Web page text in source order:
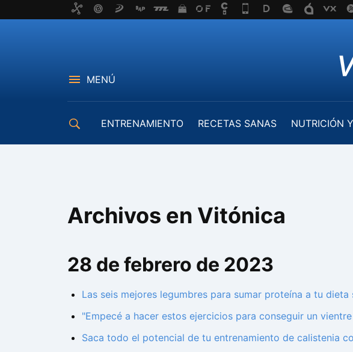
MENÚ
ENTRENAMIENTO RECETAS SANAS NUTRICIÓN
Archivos en Vitónica
28 de febrero de 2023
Las seis mejores legumbres para sumar proteína a tu dieta
"Empecé a hacer estos ejercicios para conseguir un
Saca todo el potencial de tu entrenamiento de calistenia